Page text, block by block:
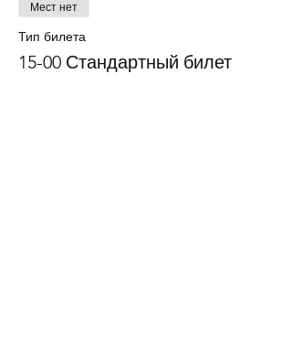
Мест нет
Тип билета
15-00 Стандартный билет